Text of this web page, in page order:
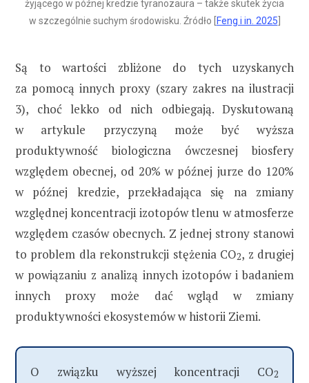
żyjącego w późnej kredzie tyranozaura – także skutek życia
w szczególnie suchym środowisku. Źródło [
Feng i in. 2025
Są to wartości zbliżone do tych uzyskanych
za pomocą innych proxy (szary zakres na ilustracji
3), choć lekko od nich odbiegają. Dyskutowaną
w artykule przyczyną może być wyższa
produktywność biologiczna ówczesnej biosfery
względem obecnej, od 20% w późnej jurze do 120%
w późnej kredzie, przekładająca się na zmiany
względnej koncentracji izotopów tlenu w atmosferze
względem czasów obecnych. Z jednej strony stanowi
to problem dla rekonstrukcji stężenia CO2, z drugiej
w powiązaniu z analizą innych izotopów i badaniem
innych proxy może dać wgląd w zmiany
produktywności ekosystemów w historii Ziemi.
O związku wyższej koncentracji CO2